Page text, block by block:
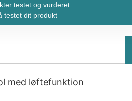
testet og vurderet
testet dit produkt
med løftefunktion